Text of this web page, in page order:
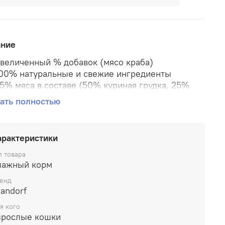
% добавок (мясо краба)
натуральные и свежие ингредиенты
мяса в составе (50% куриная грудка, 25%
зерновых (GRAIN FREE)
только филейные мясные и
части
способ приготовления (cохранены
питательные вещества)
гормонов, антибиотиков, консервантов,
полностью
товара
корм
кого
кошки